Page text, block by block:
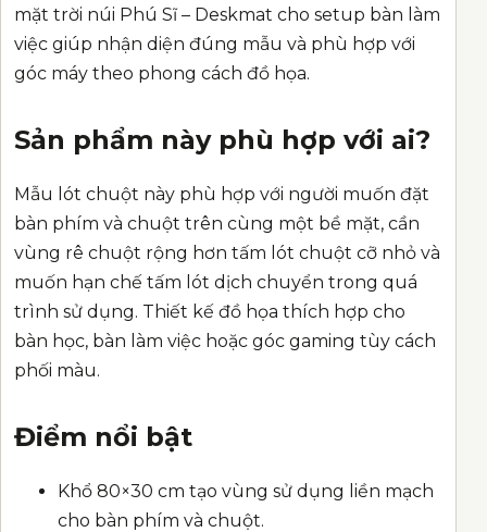
mặt trời núi Phú Sĩ – Deskmat cho setup bàn làm
việc giúp nhận diện đúng mẫu và phù hợp với
góc máy theo phong cách đồ họa.
Sản phẩm này phù hợp với ai?
Mẫu lót chuột này phù hợp với người muốn đặt
bàn phím và chuột trên cùng một bề mặt, cần
vùng rê chuột rộng hơn tấm lót chuột cỡ nhỏ và
muốn hạn chế tấm lót dịch chuyển trong quá
trình sử dụng. Thiết kế đồ họa thích hợp cho
bàn học, bàn làm việc hoặc góc gaming tùy cách
phối màu.
Điểm nổi bật
Khổ 80×30 cm tạo vùng sử dụng liền mạch
cho bàn phím và chuột.